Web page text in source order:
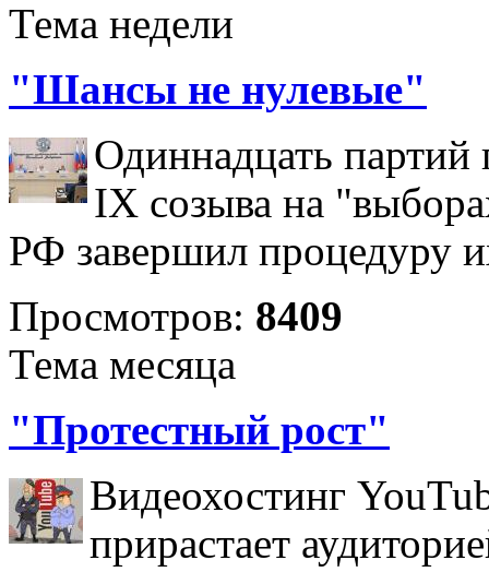
Тема недели
"Шансы не нулевые"
Одиннадцать партий
IX созыва на
РФ завершил процедуру
Просмотров: 8409
Тема месяца
"Протестный рост"
Видеохостинг
прирастает